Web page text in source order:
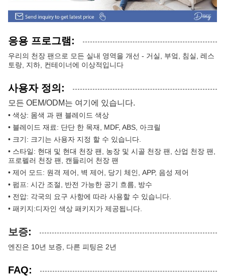
응용 프로그램:
우리의 천장 팬으로 모든 실내 영역을 개선 - 거실, 부엌, 침실, 레스
토랑, 지하, 컨테이너에 이상적입니다
사용자 정의:
모든 OEM/ODM는 여기에 있습니다.
• 색상: 몸색 과 팬 블레이드 색상
• 블레이드 재료: 단단 한 목재, MDF, ABS, 아크릴
• 크기: 크기는 사용자 지정 할 수 있습니다.
• 스타일: 현대 및 현대 천장 팬, 농장 및 시골 천장 팬, 산업 천장 팬,
프로펠러 천장 팬, 캔들리어 천장 팬
• 제어 모드: 원격 제어, 벽 제어, 당기 체인, APP, 음성 제어
• 펌프: 시간 조절, 반전 가능한 공기 흐름, 방수
• 전압: 각국의 요구 사항에 따라 사용할 수 있습니다.
• 패키지:디자인 색상 패키지가 제공됩니다.
보증:
엔진은 10년 보증, 다른 피팅은 2년
FAQ: